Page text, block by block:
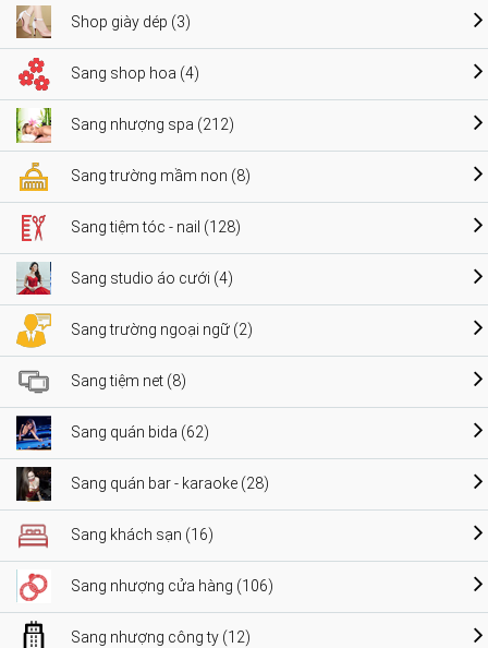
Shop giày dép (3)
Sang shop hoa (4)
Sang nhượng spa (212)
Sang trường mầm non (8)
Sang tiệm tóc - nail (128)
Sang studio áo cưới (4)
Sang trường ngoại ngữ (2)
Sang tiệm net (8)
Sang quán bida (62)
Sang quán bar - karaoke (28)
Sang khách sạn (16)
Sang nhượng cửa hàng (106)
Sang nhượng công ty (12)